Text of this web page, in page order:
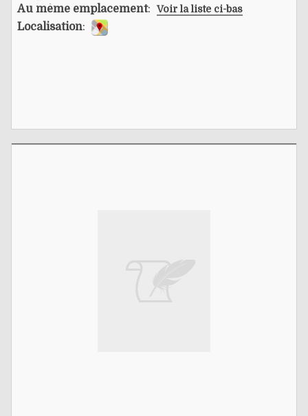
Au même emplacement: Voir la liste ci-bas
Localisation: